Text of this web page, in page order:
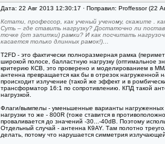
Дата: 22 Авг 2013 12:30:17 · Поправил: Proffessor (22
Кстати, профессор, как ученый ученому, скажите .
Суть – где ставить нагрузку? Достаточно ли
точке (от запитки) рамки? И как посчитать
касается только длинных рамок!)…
T2FD - это фактически полноразмерная рамка
широкой полосе, балластную нагрузку (оптимальное
критерию КСВ, это проверено и моделированием в
антенна превращается как бы в отрезок
происходит излучение (такой же эффект и в
трансформатор 16:1 по сопротивлению. КПД такой
нагрузкой.
Флаги/вымпелы - уменьшенные варианты
нагрузки то же - 800R (тоже ставится в
проваливается до значений -30...-40dB. Поэтому
Отдельный случай - антенна К9AY. Там полотно
делать, потому что нарушается симметрия